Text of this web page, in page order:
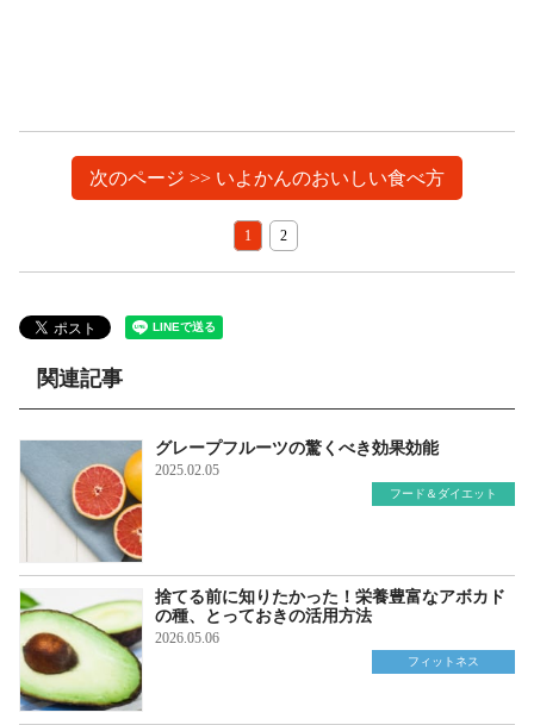
次のページ >> いよかんのおいしい食べ方
1 2
関連記事
グレープフルーツの驚くべき効果効能
2025.02.05
フード＆ダイエット
捨てる前に知りたかった！栄養豊富なアボカド
の種、とっておきの活用方法
2026.05.06
フィットネス